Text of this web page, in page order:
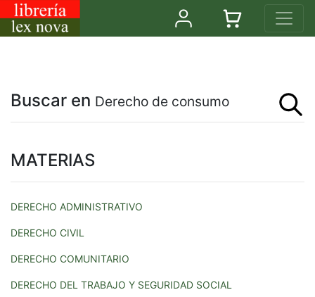
Buscar en Derecho de consumo
MATERIAS
DERECHO ADMINISTRATIVO
DERECHO CIVIL
DERECHO COMUNITARIO
DERECHO DEL TRABAJO Y SEGURIDAD SOCIAL